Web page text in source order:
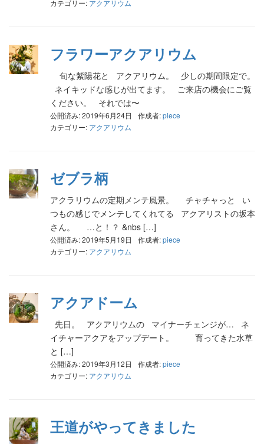
カテゴリー: アクアリウム
フラワーアクアリウム
旬な紫陽花と アクアリウム。 少しの期間限定で。
ネイキッドな感じが出てます。 ご来店の機会にご覧
ください。 それでは〜
公開済み: 2019年6月24日 作成者:piece
カテゴリー: アクアリウム
ゼブラ柄
アクラリウムの定期メンテ風景。 チャチャっと い
つもの感じでメンテしてくれてる アクアリストの坂本
さん。 …と！？ &nbs […]
公開済み: 2019年5月19日 作成者:piece
カテゴリー: アクアリウム
アクアドーム
先日。 アクアリウムの マイナーチェンジが… ネ
イチャーアクアをアップデート。 育ってきた水草
と […]
公開済み: 2019年3月12日 作成者:piece
カテゴリー: アクアリウム
王道がやってきました